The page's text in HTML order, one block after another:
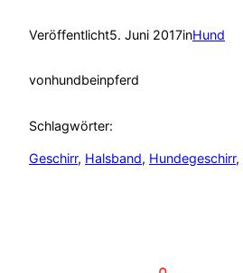
Veröffentlicht5. Juni 2017inHund
vonhundbeinpferd
Schlagwörter:
Geschirr, Halsband, Hundegeschirr,